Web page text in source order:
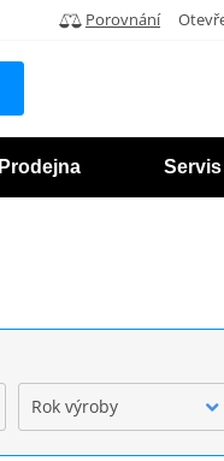
Porovnání
Prodejna Servis
Rok výroby